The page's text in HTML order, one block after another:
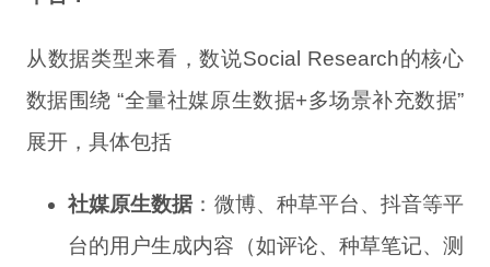
从数据类型来看，数说Social Research的核心
数据围绕 “全量社媒原生数据+多场景补充数据”
展开，具体包括
社媒原生数据：微博、种草平台、抖音等平
台的用户生成内容（如评论、种草笔记、测